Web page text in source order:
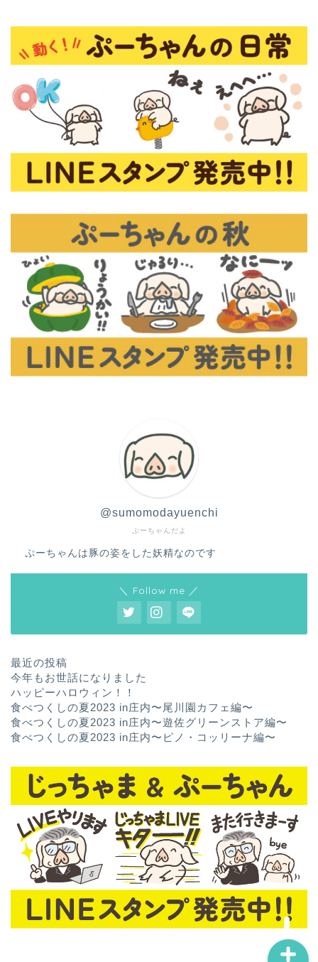
ぷーちゃんだよ
@sumomodayuenchi
ぷーちゃんは豚の姿をした妖精なのです
＼ Follow me ／
最近の投稿
今年もお世話になりました
ハッピーハロウィン！！
食べつくしの夏2023 in庄内〜尾川園カフェ編〜
食べつくしの夏2023 in庄内〜遊佐グリーンストア編〜
食べつくしの夏2023 in庄内〜ピノ・コッリーナ編〜
ホーム
お問い合わせ